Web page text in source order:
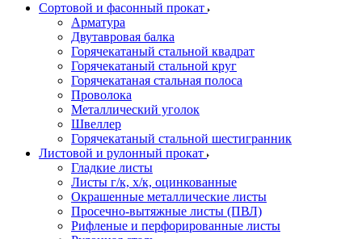
Сортовой и фасонный прокат
Арматура
Двутавровая балка
Горячекатаный стальной квадрат
Горячекатаный стальной круг
Горячекатаная стальная полоса
Проволока
Металлический уголок
Швеллер
Горячекатаный стальной шестигранник
Листовой и рулонный прокат
Гладкие листы
Листы г/к, х/к, оцинкованные
Окрашенные металлические листы
Просечно-вытяжные листы (ПВЛ)
Рифленые и перфорированные листы